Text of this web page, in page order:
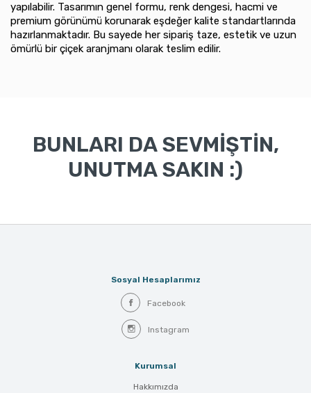
yapılabilir. Tasarımın genel formu, renk dengesi, hacmi ve
premium görünümü korunarak eşdeğer kalite standartlarında
hazırlanmaktadır. Bu sayede her sipariş taze, estetik ve uzun
ömürlü bir çiçek aranjmanı olarak teslim edilir.
BUNLARI DA SEVMİŞTİN,
UNUTMA SAKIN :)
Sosyal Hesaplarımız
Facebook
Instagram
Kurumsal
Hakkımızda